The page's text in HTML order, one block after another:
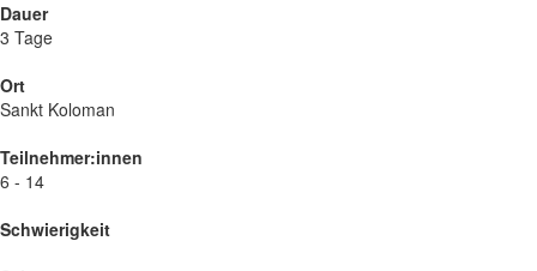
Dauer
3 Tage
Ort
Sankt Koloman
Teilnehmer:innen
6 - 14
Schwierigkeit